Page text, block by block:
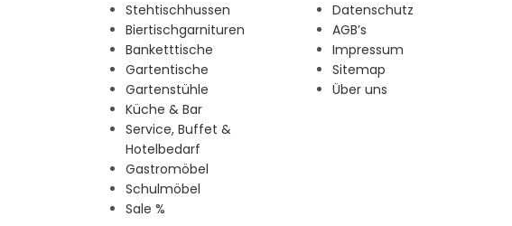
Stehtischhussen
Biertischgarnituren
Banketttische
Gartentische
Gartenstühle
Küche & Bar
Service, Buffet &
Hotelbedarf
Gastromöbel
Schulmöbel
Sale %
Datenschutz
AGB’s
Impressum
Sitemap
Über uns